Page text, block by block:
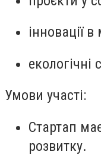
інновації
екологічні
Умови участі:
Стартап
розвитку.